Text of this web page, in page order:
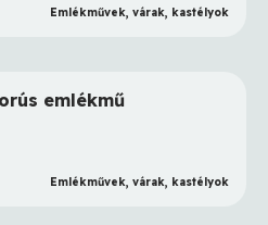
Emlékművek, várak, kastélyok
emlékmű
Emlékművek, várak, kastélyok